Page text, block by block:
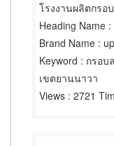
Heading Name :
Brand Name :
Keyword : กรอบ
เขตยานนาวา
Views : 2721